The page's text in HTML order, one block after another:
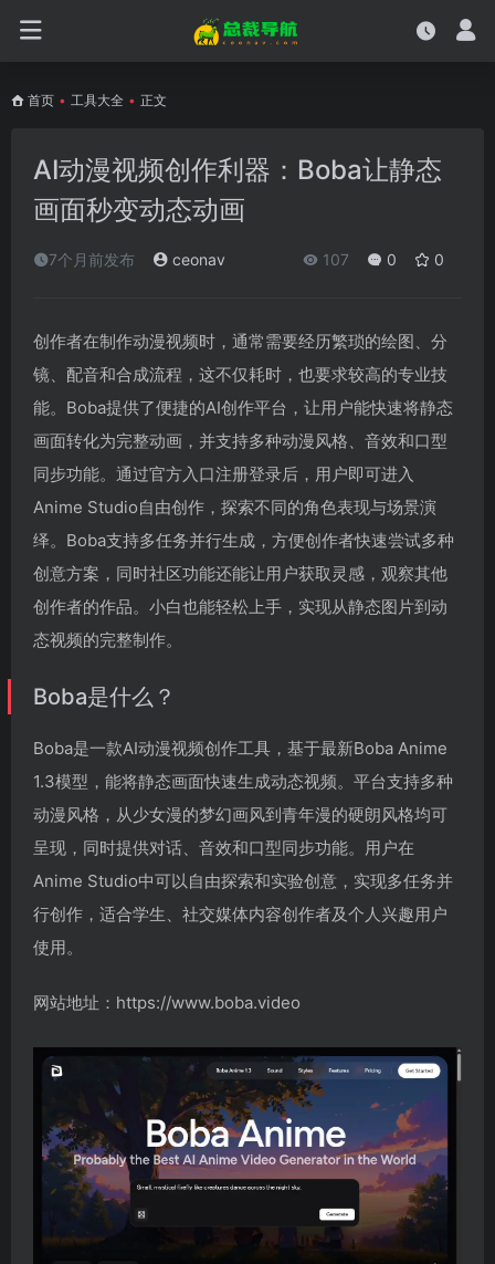
首页 • 工具大全 • 正文
AI动漫视频创作利器：Boba让静态
画面秒变动态动画
7个月前发布 ceonav 107 0 0
创作者在制作动漫视频时，通常需要经历繁琐的绘图、分
镜、配音和合成流程，这不仅耗时，也要求较高的专业技
能。Boba提供了便捷的AI创作平台，让用户能快速将静态
画面转化为完整动画，并支持多种动漫风格、音效和口型
同步功能。通过官方入口注册登录后，用户即可进入
Anime Studio自由创作，探索不同的角色表现与场景演
绎。Boba支持多任务并行生成，方便创作者快速尝试多种
创意方案，同时社区功能还能让用户获取灵感，观察其他
创作者的作品。小白也能轻松上手，实现从静态图片到动
态视频的完整制作。
Boba是什么？
Boba是一款AI动漫视频创作工具，基于最新Boba Anime
1.3模型，能将静态画面快速生成动态视频。平台支持多种
动漫风格，从少女漫的梦幻画风到青年漫的硬朗风格均可
呈现，同时提供对话、音效和口型同步功能。用户在
Anime Studio中可以自由探索和实验创意，实现多任务并
行创作，适合学生、社交媒体内容创作者及个人兴趣用户
使用。
网站地址：https://www.boba.video